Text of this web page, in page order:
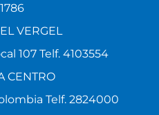
VERGEL
107 Telf. 4103554
CENTRO
Telf. 2824000